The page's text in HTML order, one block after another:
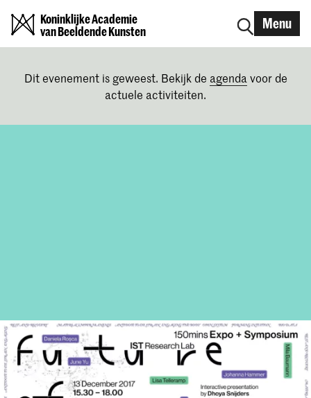
Koninklijke Academie
van Beeldende Kunsten
Menu
Dit evenement is geweest. Bekijk de agenda voor de
actuele activiteiten.